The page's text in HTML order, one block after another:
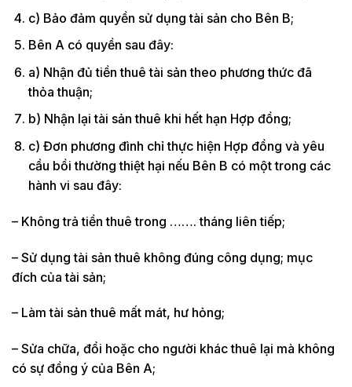
c) Bảo đảm quyền sử dụng tài sản cho Bên B;
Bên A có quyền sau đây:
a) Nhận đủ tiền thuê tài sản theo phương thức đã
thỏa thuận;
b) Nhận lại tài sản thuê khi hết hạn Hợp đồng;
c) Đơn phương đình chỉ thực hiện Hợp đồng và yêu
cầu bồi thường thiệt hại nếu Bên B có một trong các
hành vi sau đây:
– Không trả tiền thuê trong ……. tháng liên tiếp;
– Sử dụng tài sản thuê không đúng công dụng; mục
đích của tài sản;
– Làm tài sản thuê mất mát, hư hỏng;
– Sửa chữa, đổi hoặc cho người khác thuê lại mà không
có sự đồng ý của Bên A;